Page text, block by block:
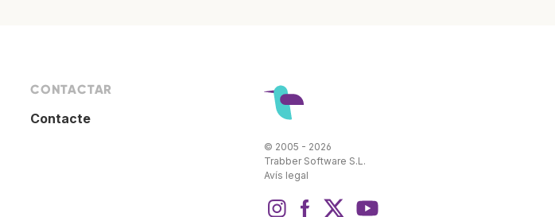
CONTACTAR
Contacte
© 2005 - 2026
Trabber Software S.L.
Avís legal